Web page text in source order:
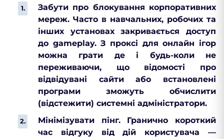
Забути про блокування корпоративних
мереж. Часто в навчальних, робочих та
інших установах закривається доступ
до gameplay. З проксі для онлайн ігор
можна грати де і будь-коли не
переживаючи, що відомості про
відвідувані сайти або встановлені
програми зможуть обчислити
(відстежити) системні адміністратори.
Мінімізувати пінг. Гранично короткий
час відгуку від дій користувача —